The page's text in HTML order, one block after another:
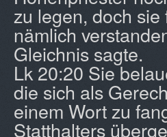
zu legen, doch
nämlich
Gleichnis sagte.
Lk 20:20 Sie
die sich als
einem Wort zu
Statthalters